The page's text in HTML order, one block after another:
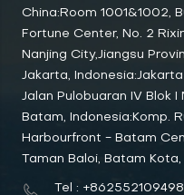
China:Room 1001&1002,
Fortune Center, No. 2
Nanjing City,Jiangsu
Jakarta,
Jalan Pulobuaran IV Blok
Batam, Indonesia:Komp.
Harbourfront - Batam
Taman Baloi, Batam
Tel : +862552109498